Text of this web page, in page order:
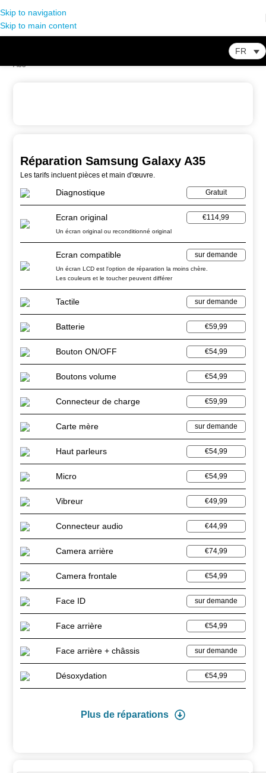
Skip to navigation
Skip to main content
FR
Réparation Samsung Galaxy
A35
Réparation Samsung Galaxy A35
Les tarifs incluent pièces et main d'œuvre.
Diagnostique Gratuit
Ecran original €114,99
Un écran original ou reconditionné original
Ecran compatible sur demande
Un écran LCD est l'option de réparation la moins chère.
Les couleurs et le toucher peuvent différer
Tactile sur demande
Batterie €59,99
Bouton ON/OFF €54,99
Boutons volume €54,99
Connecteur de charge €59,99
Carte mère sur demande
Haut parleurs €54,99
Micro €54,99
Vibreur €49,99
Connecteur audio €44,99
Camera arrière €74,99
Camera frontale €54,99
Face ID sur demande
Face arrière €54,99
Face arrière + châssis sur demande
Désoxydation €54,99
Plus de réparations